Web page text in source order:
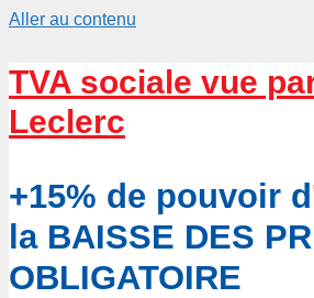
Aller au contenu
TVA sociale vue
Leclerc
+15% de pouvoir
la BAISSE DES
OBLIGATOIRE